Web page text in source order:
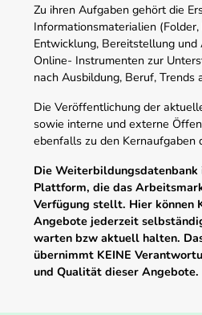
Zu ihren Aufgaben gehört die
Informationsmaterialien
Entwicklung, Bereitstellung und
Online- Instrumenten zur
nach Ausbildung, Beruf, Trends
Die Veröffentlichung der
sowie interne und externe
ebenfalls zu den Kernaufgaben
Die Weiterbildungsdatenbank
Plattform, die das
Verfügung stellt. Hier können
Angebote jederzeit
warten bzw aktuell halten.
übernimmt KEINE
und Qualität dieser Angebote.